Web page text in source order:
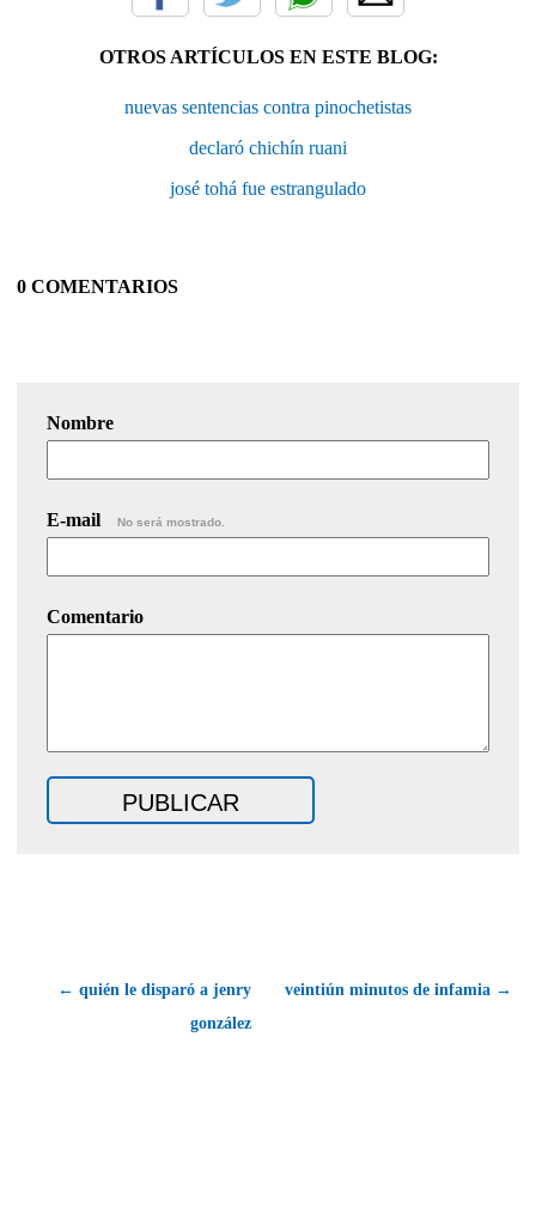
OTROS ARTÍCULOS EN ESTE BLOG:
nuevas sentencias contra pinochetistas
declaró chichín ruani
josé tohá fue estrangulado
0 COMENTARIOS
Nombre
E-mail No será mostrado.
Comentario
← quién le disparó a jenry
gonzález
veintiún minutos de infamia →